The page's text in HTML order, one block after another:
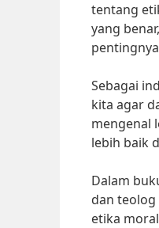
tentang
yang
Sebagai
kita agar
mengenal
lebih baik
Dalam
dan teolog
etika